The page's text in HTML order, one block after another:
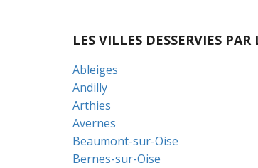
LES VILLES DESSERVIES
Ableiges
Andilly
Arthies
Avernes
Beaumont-sur-Oise
Bernes-sur-Oise